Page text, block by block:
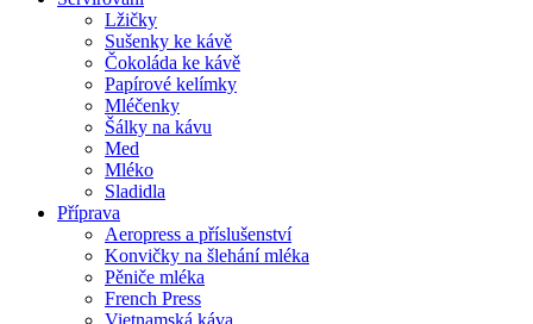
Lžičky
Sušenky ke kávě
Čokoláda ke kávě
Papírové kelímky
Mléčenky
Šálky na kávu
Med
Mléko
Sladidla
Příprava
Aeropress a příslušenství
Konvičky na šlehání mléka
Pěniče mléka
French Press
Vietnamská káva